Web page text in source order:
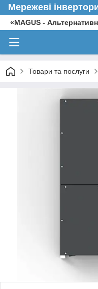
Мережеві
«MAGUS -
Товари та послуги